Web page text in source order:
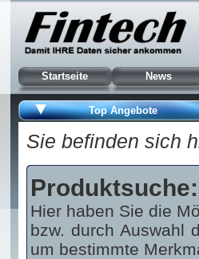
Startseite News
Top Angebote
Sie befinden sich
Produktsuche:
Hier haben Sie die
bzw. durch Auswahl
um bestimmte